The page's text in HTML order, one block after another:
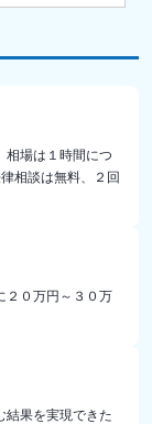
相場は１時間につ
相談は無料、２回
２０万円～３０万
結果を実現できた